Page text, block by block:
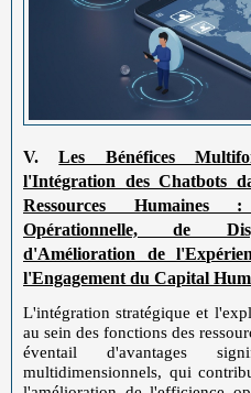
V.Les Bénéfices
l'Intégration des Chatbots
Ressources Humaines
Opérationnelle, de
d'Amélioration de
l'Engagement du Capital
L'intégration stratégique et
au sein des fonctions des
éventail d'avantages
multidimensionnels, qui